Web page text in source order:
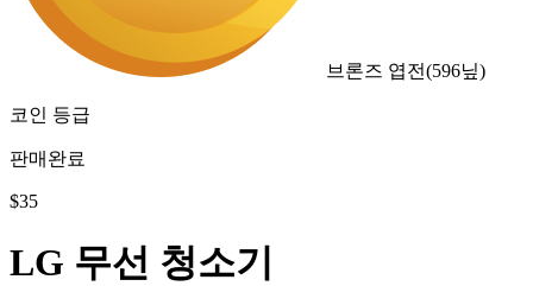
브론즈 엽전(596닢)
코인 등급
판매완료
$35
LG 무선 청소기